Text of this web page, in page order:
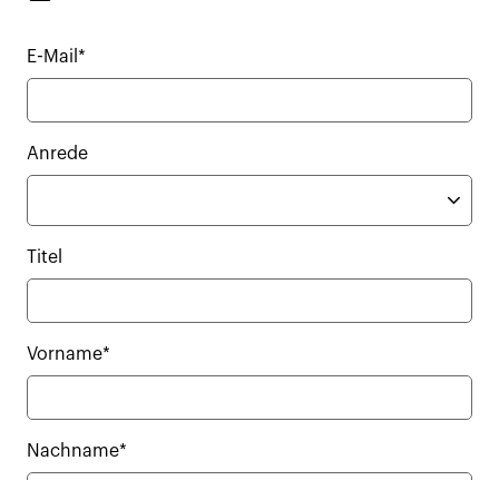
E-Mail*
Anrede
Titel
Vorname*
Nachname*